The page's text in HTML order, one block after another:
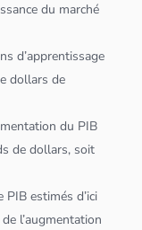
du marché
s d’apprentissage
dollars de
du PIB
de dollars, soit
estimés d’ici
l’augmentation